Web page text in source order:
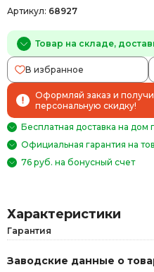
Артикул: 68927
Товар на складе,
В избранное
Оформляй заказ и получи
персональную скидку!
Бесплатная доставка на дом
Официальная гарантия на
76 руб. на бонусный счет
Характеристики
Гарантия
Заводские данные о